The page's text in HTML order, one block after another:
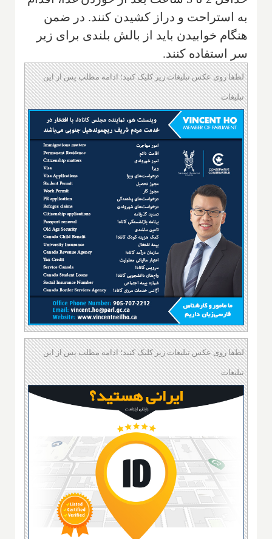
به استراحت و دراز کشیدن کنند. در ضمن
هنگام خوابیدن باید از بالش بلندی برای زیر
سر استفاده کنند.
لطفا روی عکس تبلیغات زیر کلیک کنید؛ ادامه مطلب پس از این
تبلیغات
لطفا روی عکس تبلیغات زیر کلیک کنید؛ ادامه مطلب پس از این
تبلیغات